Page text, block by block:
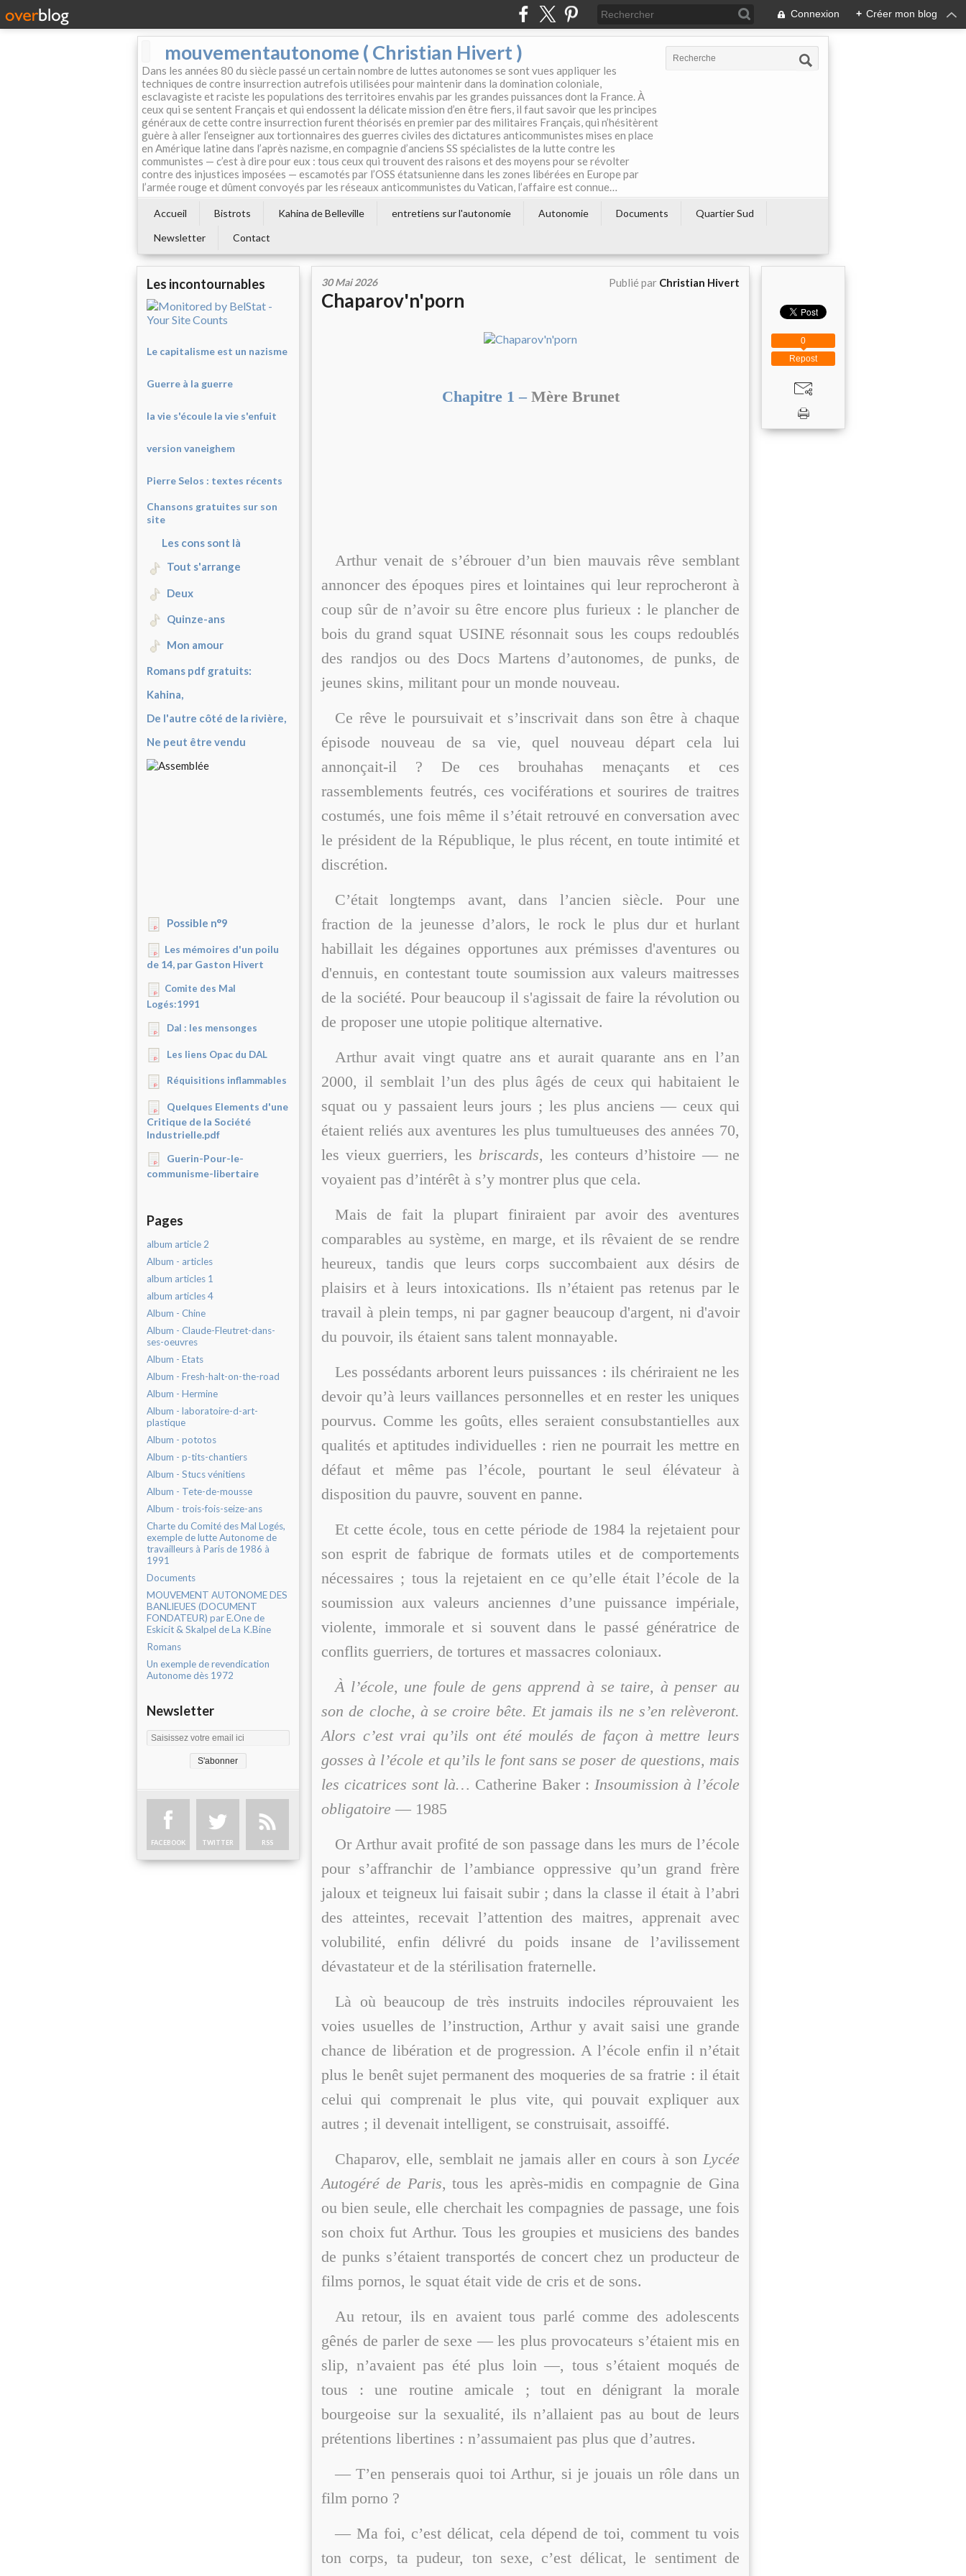
Connexion + Créer mon blog
mouvementautonome ( Christian Hivert )
Dans les années 80 du siècle passé un certain nombre de luttes autonomes se sont vues appliquer les
techniques de contre insurrection autrefois utilisées pour maintenir dans la domination coloniale,
esclavagiste et raciste les populations des territoires envahis par les grandes puissances dont la France. À
ceux qui se sentent Français et qui endossent la délicate mission d’en être fiers, il faut savoir que les principes
généraux de cette contre insurrection furent théorisés en premier par des militaires Français, qui n’hésitèrent
guère à aller l’enseigner aux tortionnaires des guerres civiles des dictatures anticommunistes mises en place
en Amérique latine dans l’après nazisme, en compagnie d’anciens SS spécialistes de la lutte contre les
communistes — c’est à dire pour eux : tous ceux qui trouvent des raisons et des moyens pour se révolter
contre des injustices imposées — escamotés par l’OSS étatsunienne dans les zones libérées en Europe par
l’armée rouge et dûment convoyés par les réseaux anticommunistes du Vatican, l’affaire est connue…
Accueil Bistrots Kahina de Belleville entretiens sur l'autonomie Autonomie Documents
Quartier Sud
Newsletter
Contact
Les incontournables
Le capitalisme est un nazisme
Guerre à la guerre
la vie s'écoule la vie s'enfuit
version vaneighem
Pierre Selos : textes récents
Chansons gratuites sur son
site
Les cons sont là
Tout s'arrange
Deux
Quinze-ans
Mon amour
Romans pdf gratuits:
Kahina,
De l'autre côté de la rivière,
Ne peut être vendu
Possible n°9
Les mémoires d'un poilu
de 14, par Gaston Hivert
Comite des Mal
Logés:1991
Dal : les mensonges
Les liens Opac du DAL
Réquisitions inflammables
Quelques Elements d'une
Critique de la Société
Industrielle.pdf
Guerin-Pour-le-
communisme-libertaire
Pages
album article 2
Album - articles
album articles 1
album articles 4
Album - Chine
Album - Claude-Fleutret-dans-
ses-oeuvres
Album - Etats
Album - Fresh-halt-on-the-road
Album - Hermine
Album - laboratoire-d-art-
plastique
Album - pototos
Album - p-tits-chantiers
Album - Stucs vénitiens
Album - Tete-de-mousse
Album - trois-fois-seize-ans
Charte du Comité des Mal Logés,
exemple de lutte Autonome de
travailleurs à Paris de 1986 à
1991
Documents
MOUVEMENT AUTONOME DES
BANLIEUES (DOCUMENT
FONDATEUR) par E.One de
Eskicit & Skalpel de La K.Bine
Romans
Un exemple de revendication
Autonome dès 1972
Newsletter
FACEBOOK TWITTER RSS
30 Mai 2026 Publié par Christian Hivert
Chaparov'n'porn
Chapitre 1 – Mère Brunet
Arthur venait de s’ébrouer d’un bien mauvais rêve semblant
annoncer des époques pires et lointaines qui leur reprocheront à
coup sûr de n’avoir su être encore plus furieux : le plancher de
bois du grand squat USINE résonnait sous les coups redoublés
des randjos ou des Docs Martens d’autonomes, de punks, de
jeunes skins, militant pour un monde nouveau.
Ce rêve le poursuivait et s’inscrivait dans son être à chaque
épisode nouveau de sa vie, quel nouveau départ cela lui
annonçait-il ? De ces brouhahas menaçants et ces
rassemblements feutrés, ces vociférations et sourires de traitres
costumés, une fois même il s’était retrouvé en conversation avec
le président de la République, le plus récent, en toute intimité et
discrétion.
C’était longtemps avant, dans l’ancien siècle. Pour une
fraction de la jeunesse d’alors, le rock le plus dur et hurlant
habillait les dégaines opportunes aux prémisses d'aventures ou
d'ennuis, en contestant toute soumission aux valeurs maitresses
de la société. Pour beaucoup il s'agissait de faire la révolution ou
de proposer une utopie politique alternative.
Arthur avait vingt quatre ans et aurait quarante ans en l’an
2000, il semblait l’un des plus âgés de ceux qui habitaient le
squat ou y passaient leurs jours ; les plus anciens — ceux qui
étaient reliés aux aventures les plus tumultueuses des années 70,
les vieux guerriers, les briscards, les conteurs d’histoire — ne
voyaient pas d’intérêt à s’y montrer plus que cela.
Mais de fait la plupart finiraient par avoir des aventures
comparables au système, en marge, et ils rêvaient de se rendre
heureux, tandis que leurs corps succombaient aux désirs de
plaisirs et à leurs intoxications. Ils n’étaient pas retenus par le
travail à plein temps, ni par gagner beaucoup d'argent, ni d'avoir
du pouvoir, ils étaient sans talent monnayable.
Les possédants arborent leurs puissances : ils chériraient ne les
devoir qu’à leurs vaillances personnelles et en rester les uniques
pourvus. Comme les goûts, elles seraient consubstantielles aux
qualités et aptitudes individuelles : rien ne pourrait les mettre en
défaut et même pas l’école, pourtant le seul élévateur à
disposition du pauvre, souvent en panne.
Et cette école, tous en cette période de 1984 la rejetaient pour
son esprit de fabrique de formats utiles et de comportements
nécessaires ; tous la rejetaient en ce qu’elle était l’école de la
soumission aux valeurs anciennes d’une puissance impériale,
violente, immorale et si souvent dans le passé génératrice de
conflits guerriers, de tortures et massacres coloniaux.
À l’école, une foule de gens apprend à se taire, à penser au
son de cloche, à se croire bête. Et jamais ils ne s’en relèveront.
Alors c’est vrai qu’ils ont été moulés de façon à mettre leurs
gosses à l’école et qu’ils le font sans se poser de questions, mais
les cicatrices sont là… Catherine Baker : Insoumission à l’école
obligatoire — 1985
Or Arthur avait profité de son passage dans les murs de l’école
pour s’affranchir de l’ambiance oppressive qu’un grand frère
jaloux et teigneux lui faisait subir ; dans la classe il était à l’abri
des atteintes, recevait l’attention des maitres, apprenait avec
volubilité, enfin délivré du poids insane de l’avilissement
dévastateur et de la stérilisation fraternelle.
Là où beaucoup de très instruits indociles réprouvaient les
voies usuelles de l’instruction, Arthur y avait saisi une grande
chance de libération et de progression. A l’école enfin il n’était
plus le benêt sujet permanent des moqueries de sa fratrie : il était
celui qui comprenait le plus vite, qui pouvait expliquer aux
autres ; il devenait intelligent, se construisait, assoiffé.
Chaparov, elle, semblait ne jamais aller en cours à son Lycée
Autogéré de Paris, tous les après-midis en compagnie de Gina
ou bien seule, elle cherchait les compagnies de passage, une fois
son choix fut Arthur. Tous les groupies et musiciens des bandes
de punks s’étaient transportés de concert chez un producteur de
films pornos, le squat était vide de cris et de sons.
Au retour, ils en avaient tous parlé comme des adolescents
gênés de parler de sexe — les plus provocateurs s’étaient mis en
slip, n’avaient pas été plus loin —, tous s’étaient moqués de
tous : une routine amicale ; tout en dénigrant la morale
bourgeoise sur la sexualité, ils n’allaient pas au bout de leurs
prétentions libertines : n’assumaient pas plus que d’autres.
— T’en penserais quoi toi Arthur, si je jouais un rôle dans un
film porno ?
— Ma foi, c’est délicat, cela dépend de toi, comment tu vois
ton corps, ta pudeur, ton sexe, c’est délicat, le sentiment de
Repost
0